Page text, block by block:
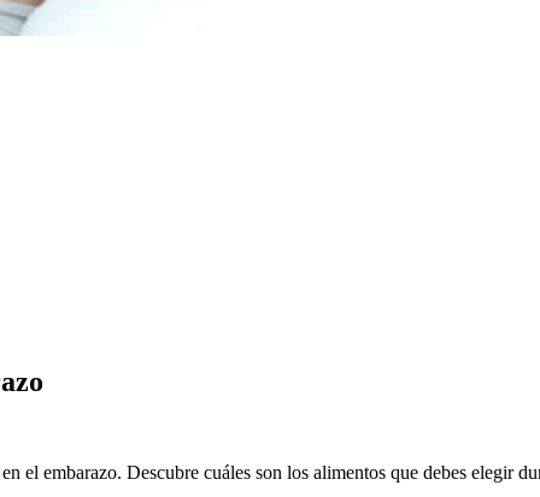
el embarazo. Descubre cuáles son los alimentos que debes elegir